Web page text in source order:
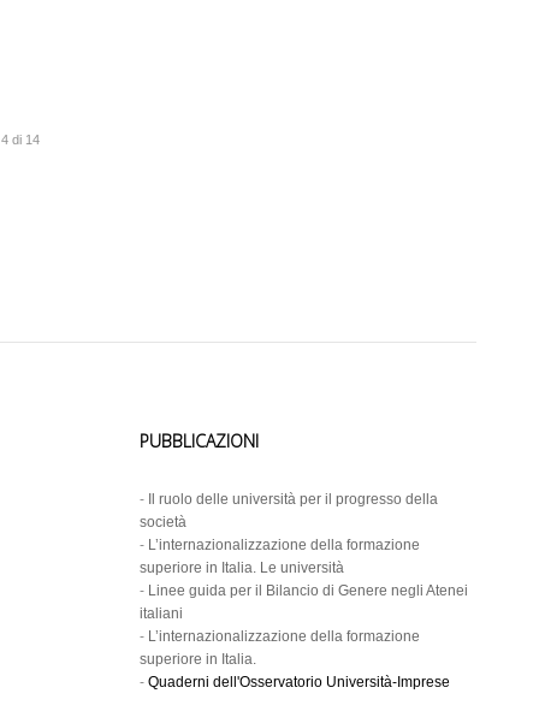
di 14
PUBBLICAZIONI
-
Il ruolo delle università per il progresso della
società
- L’internazionalizzazione della formazione
superiore in Italia. Le università
- Linee guida per il Bilancio di Genere negli Atenei
italiani
- L’internazionalizzazione della formazione
superiore in Italia.
- Quaderni dell'Osservatorio Università-Imprese